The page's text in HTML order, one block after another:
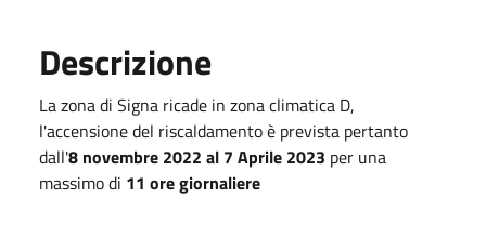
Descrizione
La zona di Signa ricade in zona climatica D,
l'accensione del riscaldamento è prevista pertanto
dall'8 novembre 2022 al 7 Aprile 2023 per una
massimo di 11 ore giornaliere